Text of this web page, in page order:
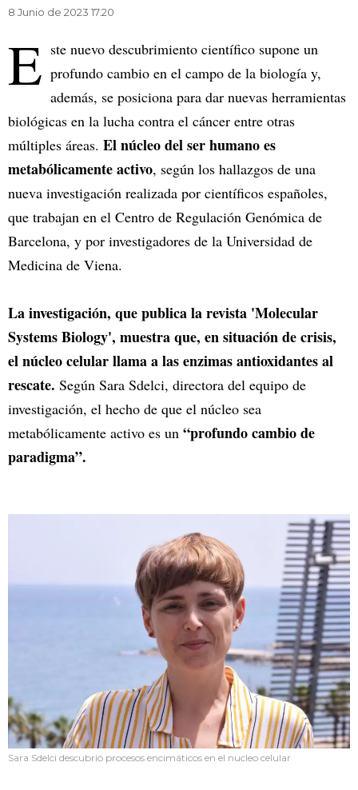
8 Junio de 2023 17.20
E ste nuevo descubrimiento científico supone un
profundo cambio en el campo de la biología y,
además, se posiciona para dar nuevas herramientas
biológicas en la lucha contra el cáncer entre otras
múltiples áreas. El núcleo del ser humano es
metabólicamente activo, según los hallazgos de una
nueva investigación realizada por científicos españoles,
que trabajan en el Centro de Regulación Genómica de
Barcelona, y por investigadores de la Universidad de
Medicina de Viena.
La investigación, que publica la revista 'Molecular
Systems Biology', muestra que, en situación de crisis,
el núcleo celular llama a las enzimas antioxidantes al
rescate. Según Sara Sdelci, directora del equipo de
investigación, el hecho de que el núcleo sea
metabólicamente activo es un “profundo cambio de
paradigma”.
Sara Sdelci descubrió procesos encimáticos en el nucleo celular